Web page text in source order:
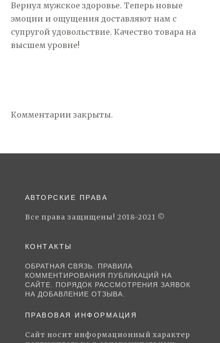
Вернул мужское здоровье. Теперь новые
эмоции и ощущения доставляют нам с
супругой удовольствие. Качество товара на
высшем уровне!
Комментарии закрыты.
АВТОРСКИЕ ПРАВА
Все права защищены! 2018-2021 ©
КОНТАКТЫ
ОБРАТНАЯ СВЯЗЬ. ПРАВИЛА
КОММЕНТИРОВАНИЯ ПУБЛИКАЦИЙ НА
САЙТЕ. ПОРЯДОК РАССМОТРЕНИЯ ЗАЯВОК
НА ДОБАВЛЕНИЕ ОТЗЫВА.
ПРАВОВАЯ ИНФОРМАЦИЯ
Сайт носит информационный характер